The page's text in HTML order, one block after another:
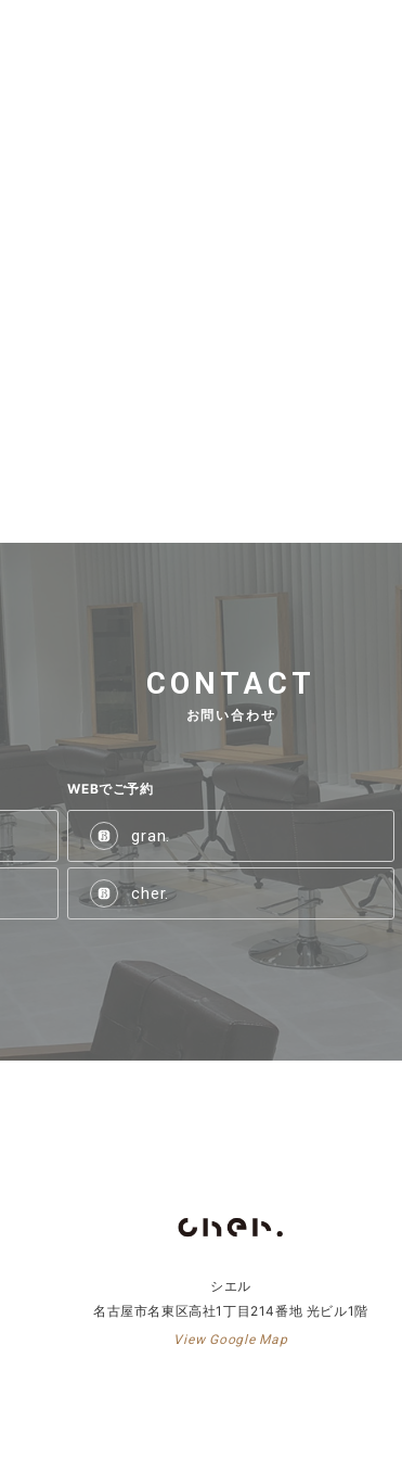
CONTACT
お問い合わせ
WEBでご予約
gran.
cher.
シエル
名古屋市名東区高社1丁目214番地 光ビル1階
View Google Map